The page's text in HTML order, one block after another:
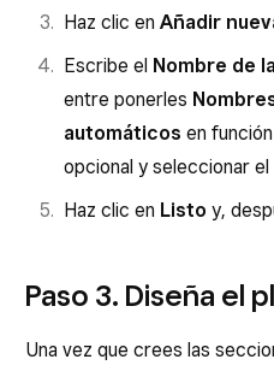
Haz clic en Añadir
Escribe el Nombre de
entre ponerles
automáticos en
opcional y seleccionar el
Haz clic en Listo y,
Paso 3. Diseña el
Una vez que crees las